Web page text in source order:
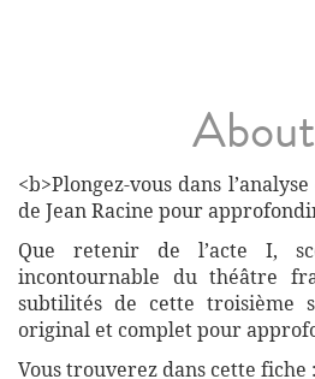
<b>Plongez-vous dans
de Jean Racine pour
Que retenir de l’acte I,
incontournable du théâtre
subtilités de cette troisième
original et complet pour
Vous trouverez dans cette fiche :